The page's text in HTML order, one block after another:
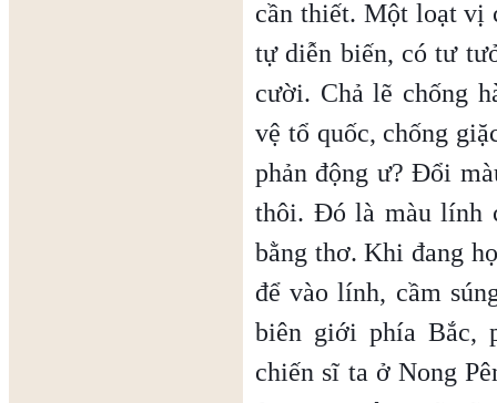
cần thiết. Một loạt vị
tự diễn biến, có tư
cười. Chả lẽ chống
vệ tổ quốc, chống
phản động ư? Đổi
thôi. Đó là màu lính
bằng thơ. Khi đang
để vào lính, cầm
biên giới phía Bắc,
chiến sĩ ta ở Nong